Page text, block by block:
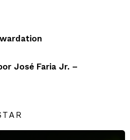
José Faria Jr. –